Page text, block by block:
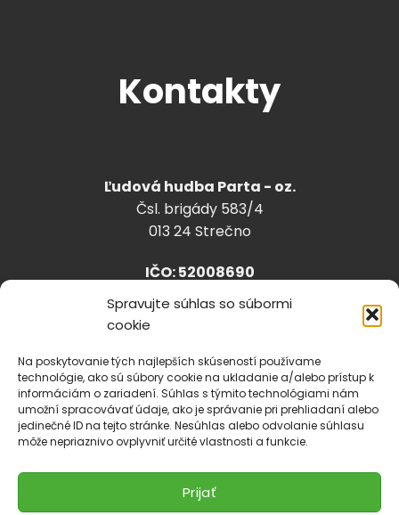
Spravujte súhlas so súbormi
cookie
Na poskytovanie tých najlepších skúseností používame
technológie, ako sú súbory cookie na ukladanie a/alebo prístup k
informáciám o zariadení. Súhlas s týmito technológiami nám
umožní spracovávať údaje, ako je správanie pri prehliadaní alebo
jedinečné ID na tejto stránke. Nesúhlas alebo odvolanie súhlasu
môže nepriaznivo ovplyvniť určité vlastnosti a funkcie.
Prijať
Kontakty
Ľudová hudba Parta - oz.
Čsl. brigády 583/4
013 24 Strečno
IČO: 52008690
+421918 530 888
Cookies